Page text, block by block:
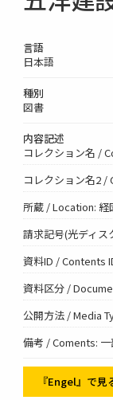
言語
日本語
種別
図書
内容記述
コレクション名 /
コレクション名2
所蔵 / Location: 経
請求記号(光ディス
資料ID / Contents
資料区分 /
公開方法 / Media
備考 / Coments:
『Engel』で見